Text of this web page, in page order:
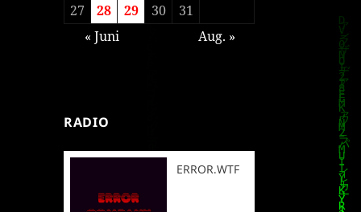
27
28 29 30
31
« Juni
Aug. »
RADIO
ERROR.WTF